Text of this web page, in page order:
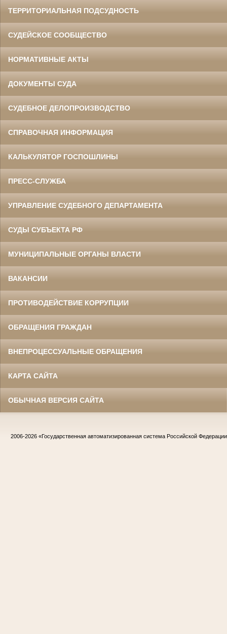
ТЕРРИТОРИАЛЬНАЯ ПОДСУДНОСТЬ
СУДЕЙСКОЕ СООБЩЕСТВО
НОРМАТИВНЫЕ АКТЫ
ДОКУМЕНТЫ СУДА
СУДЕБНОЕ ДЕЛОПРОИЗВОДСТВО
СПРАВОЧНАЯ ИНФОРМАЦИЯ
КАЛЬКУЛЯТОР ГОСПОШЛИНЫ
ПРЕСС-СЛУЖБА
УПРАВЛЕНИЕ СУДЕБНОГО ДЕПАРТАМЕНТА
СУДЫ СУБЪЕКТА РФ
МУНИЦИПАЛЬНЫЕ ОРГАНЫ ВЛАСТИ
ВАКАНСИИ
ПРОТИВОДЕЙСТВИЕ КОРРУПЦИИ
ОБРАЩЕНИЯ ГРАЖДАН
ВНЕПРОЦЕССУАЛЬНЫЕ ОБРАЩЕНИЯ
КАРТА САЙТА
ОБЫЧНАЯ ВЕРСИЯ САЙТА
2006-2026 «Государственная автоматизированная система Российской